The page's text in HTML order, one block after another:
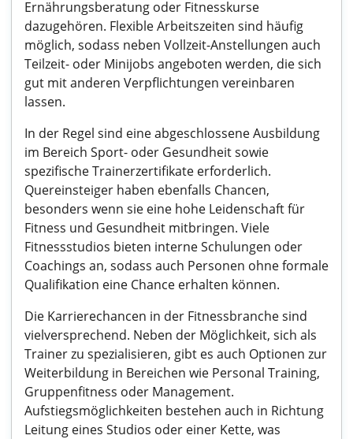
Ernährungsberatung oder Fitnesskurse
dazugehören. Flexible Arbeitszeiten sind häufig
möglich, sodass neben Vollzeit-Anstellungen auch
Teilzeit- oder Minijobs angeboten werden, die sich
gut mit anderen Verpflichtungen vereinbaren
lassen.
In der Regel sind eine abgeschlossene Ausbildung
im Bereich Sport- oder Gesundheit sowie
spezifische Trainerzertifikate erforderlich.
Quereinsteiger haben ebenfalls Chancen,
besonders wenn sie eine hohe Leidenschaft für
Fitness und Gesundheit mitbringen. Viele
Fitnessstudios bieten interne Schulungen oder
Coachings an, sodass auch Personen ohne formale
Qualifikation eine Chance erhalten können.
Die Karrierechancen in der Fitnessbranche sind
vielversprechend. Neben der Möglichkeit, sich als
Trainer zu spezialisieren, gibt es auch Optionen zur
Weiterbildung in Bereichen wie Personal Training,
Gruppenfitness oder Management.
Aufstiegsmöglichkeiten bestehen auch in Richtung
Leitung eines Studios oder einer Kette, was